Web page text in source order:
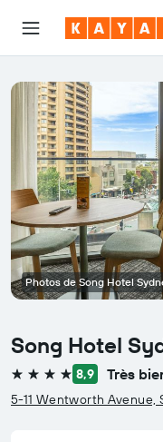
Song Hotel
4 étoiles 8,9 Très
5-11 Wentworth Avenue,
Photos de Song Hotel